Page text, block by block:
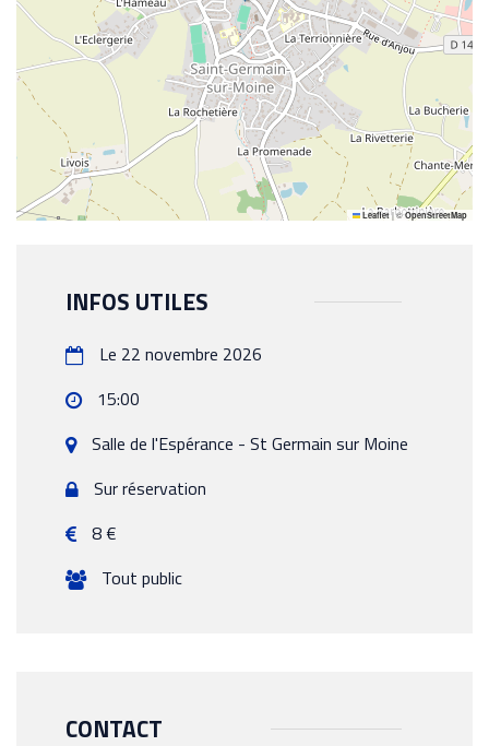
Leaflet |©OpenStreetMap
INFOS UTILES
Le 22 novembre 2026
15:00
Salle de l'Espérance - St Germain sur Moine
Sur réservation
8 €
Tout public
CONTACT